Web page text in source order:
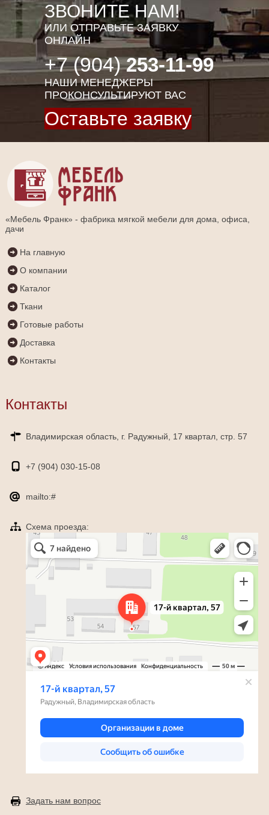
ЗВОНИТЕ НАМ!
ИЛИ ОТПРАВЬТЕ ЗАЯВКУ
ОНЛАЙН
+7 (904)253-11-99
НАШИ МЕНЕДЖЕРЫ
ПРОКОНСУЛЬТИРУЮТ ВАС
Оставьте заявку
«Мебель Франк» - фабрика мягкой мебели для дома, офиса,
дачи
На главную
О компании
Каталог
Ткани
Готовые работы
Доставка
Контакты
Контакты
Владимирская область, г. Радужный, 17 квартал, стр. 57
+7 (904) 030-15-08
mailto:#
Схема проезда:
Яндекс Карты
Радужный — Яндекс Карты
Задать нам вопрос